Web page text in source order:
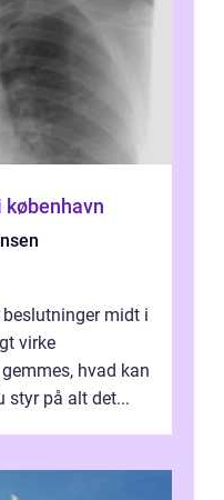
midt i
virke
hvad kan
styr på alt det...